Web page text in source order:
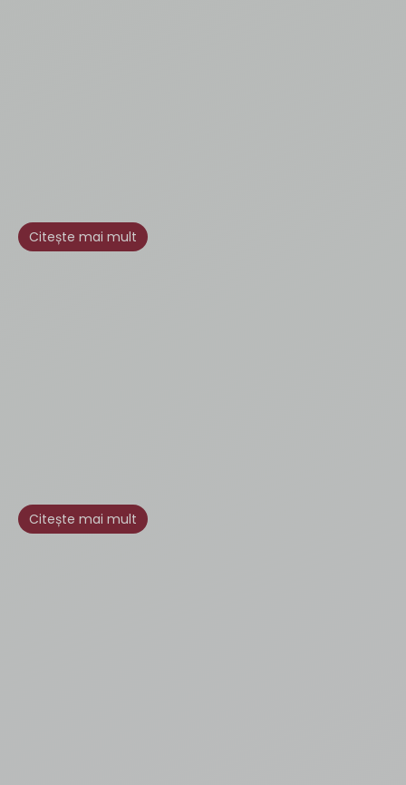
Citește mai mult
Citește mai mult